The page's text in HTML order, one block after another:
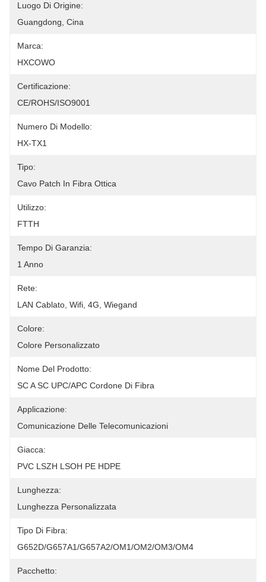
Luogo Di Origine:
Guangdong, Cina
Marca:
HXCOWO
Certificazione:
CE/ROHS/ISO9001
Numero Di Modello:
HX-TX1
Tipo:
Cavo Patch In Fibra Ottica
Utilizzo:
FTTH
Tempo Di Garanzia:
1 Anno
Rete:
LAN Cablato, Wifi, 4G, Wiegand
Colore:
Colore Personalizzato
Nome Del Prodotto:
SC A SC UPC/APC Cordone Di Fibra
Applicazione:
Comunicazione Delle Telecomunicazioni
Giacca:
PVC LSZH LSOH PE HDPE
Lunghezza:
Lunghezza Personalizzata
Tipo Di Fibra:
G652D/G657A1/G657A2/OM1/OM2/OM3/OM4
Pacchetto: